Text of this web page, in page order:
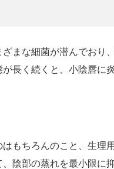
まな細菌が潜んでおり
長く続くと、小陰唇に
もちろんのこと、生理
陰部の蒸れを最小限に